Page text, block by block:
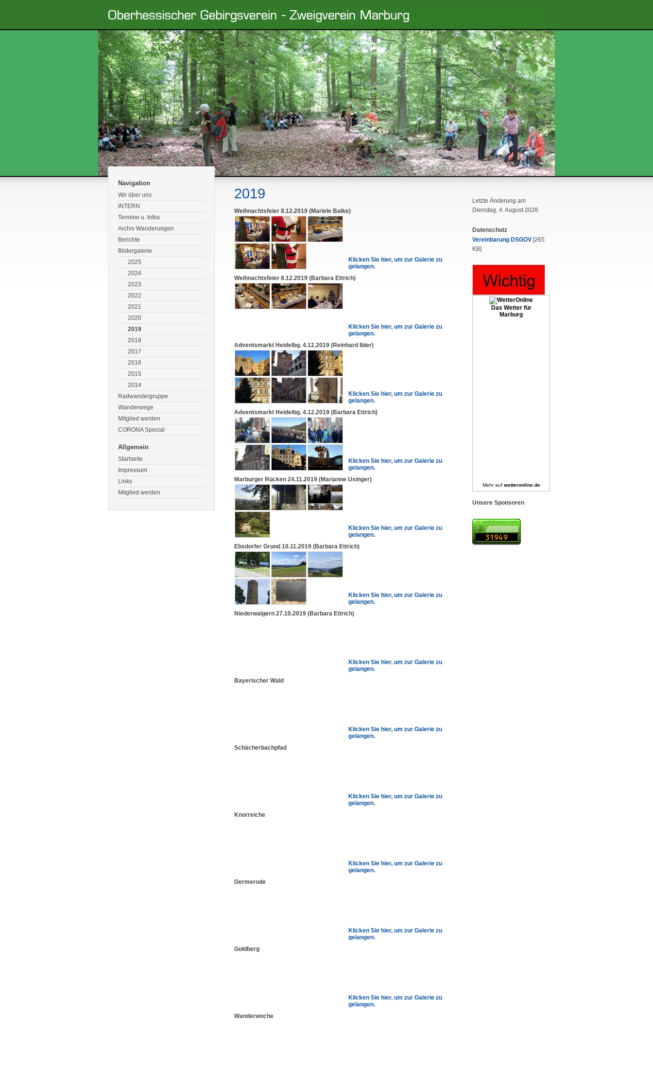
Navigation
Wir über uns
INTERN
Termine u. Infos
Archiv Wanderungen
Berichte
Bildergalerie
2025
2024
2023
2022
2021
2020
2019
2018
2017
2016
2015
2014
Radwandergruppe
Wanderwege
Mitglied werden
CORONA Special
Allgemein
Startseite
Impressum
Links
Mitglied werden
2019
Weihnachtsfeier 8.12.2019 (Mariele Balke)
Klicken Sie hier, um zur Galerie zu
gelangen.
Weihnachtsfeier 8.12.2019 (Barbara Ettrich)
Klicken Sie hier, um zur Galerie zu
gelangen.
Adventsmarkt Heidelbg. 4.12.2019 (Reinhard Ibler)
Klicken Sie hier, um zur Galerie zu
gelangen.
Adventsmarkt Heidelbg. 4.12.2019 (Barbara Ettrich)
Klicken Sie hier, um zur Galerie zu
gelangen.
Marburger Rücken 24.11.2019 (Marianne Usinger)
Klicken Sie hier, um zur Galerie zu
gelangen.
Ebsdorfer Grund 10.11.2019 (Barbara Ettrich)
Klicken Sie hier, um zur Galerie zu
gelangen.
Niederwalgern 27.10.2019 (Barbara Ettrich)
Klicken Sie hier, um zur Galerie zu
gelangen.
Bayerischer Wald
Klicken Sie hier, um zur Galerie zu
gelangen.
Schächerbachpfad
Klicken Sie hier, um zur Galerie zu
gelangen.
Knorreiche
Klicken Sie hier, um zur Galerie zu
gelangen.
Germerode
Klicken Sie hier, um zur Galerie zu
gelangen.
Goldberg
Klicken Sie hier, um zur Galerie zu
gelangen.
Wanderwoche
Letzte Änderung am
Dienstag, 4. August 2026
Datenschutz
Vereinbarung DSGOV [265
KB]
Das Wetter für
Marburg
Mehr auf wetteronline.de
Unsere Sponsoren